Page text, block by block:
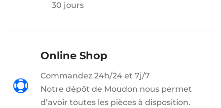
30 jours

Online Shop
Commandez 24h/24 et 7j/7
Notre dépôt de Moudon nous permet
d’avoir toutes les pièces à disposition.